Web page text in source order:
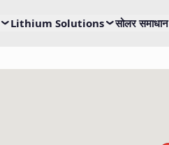
Lithium Solutions सोलर समाधान